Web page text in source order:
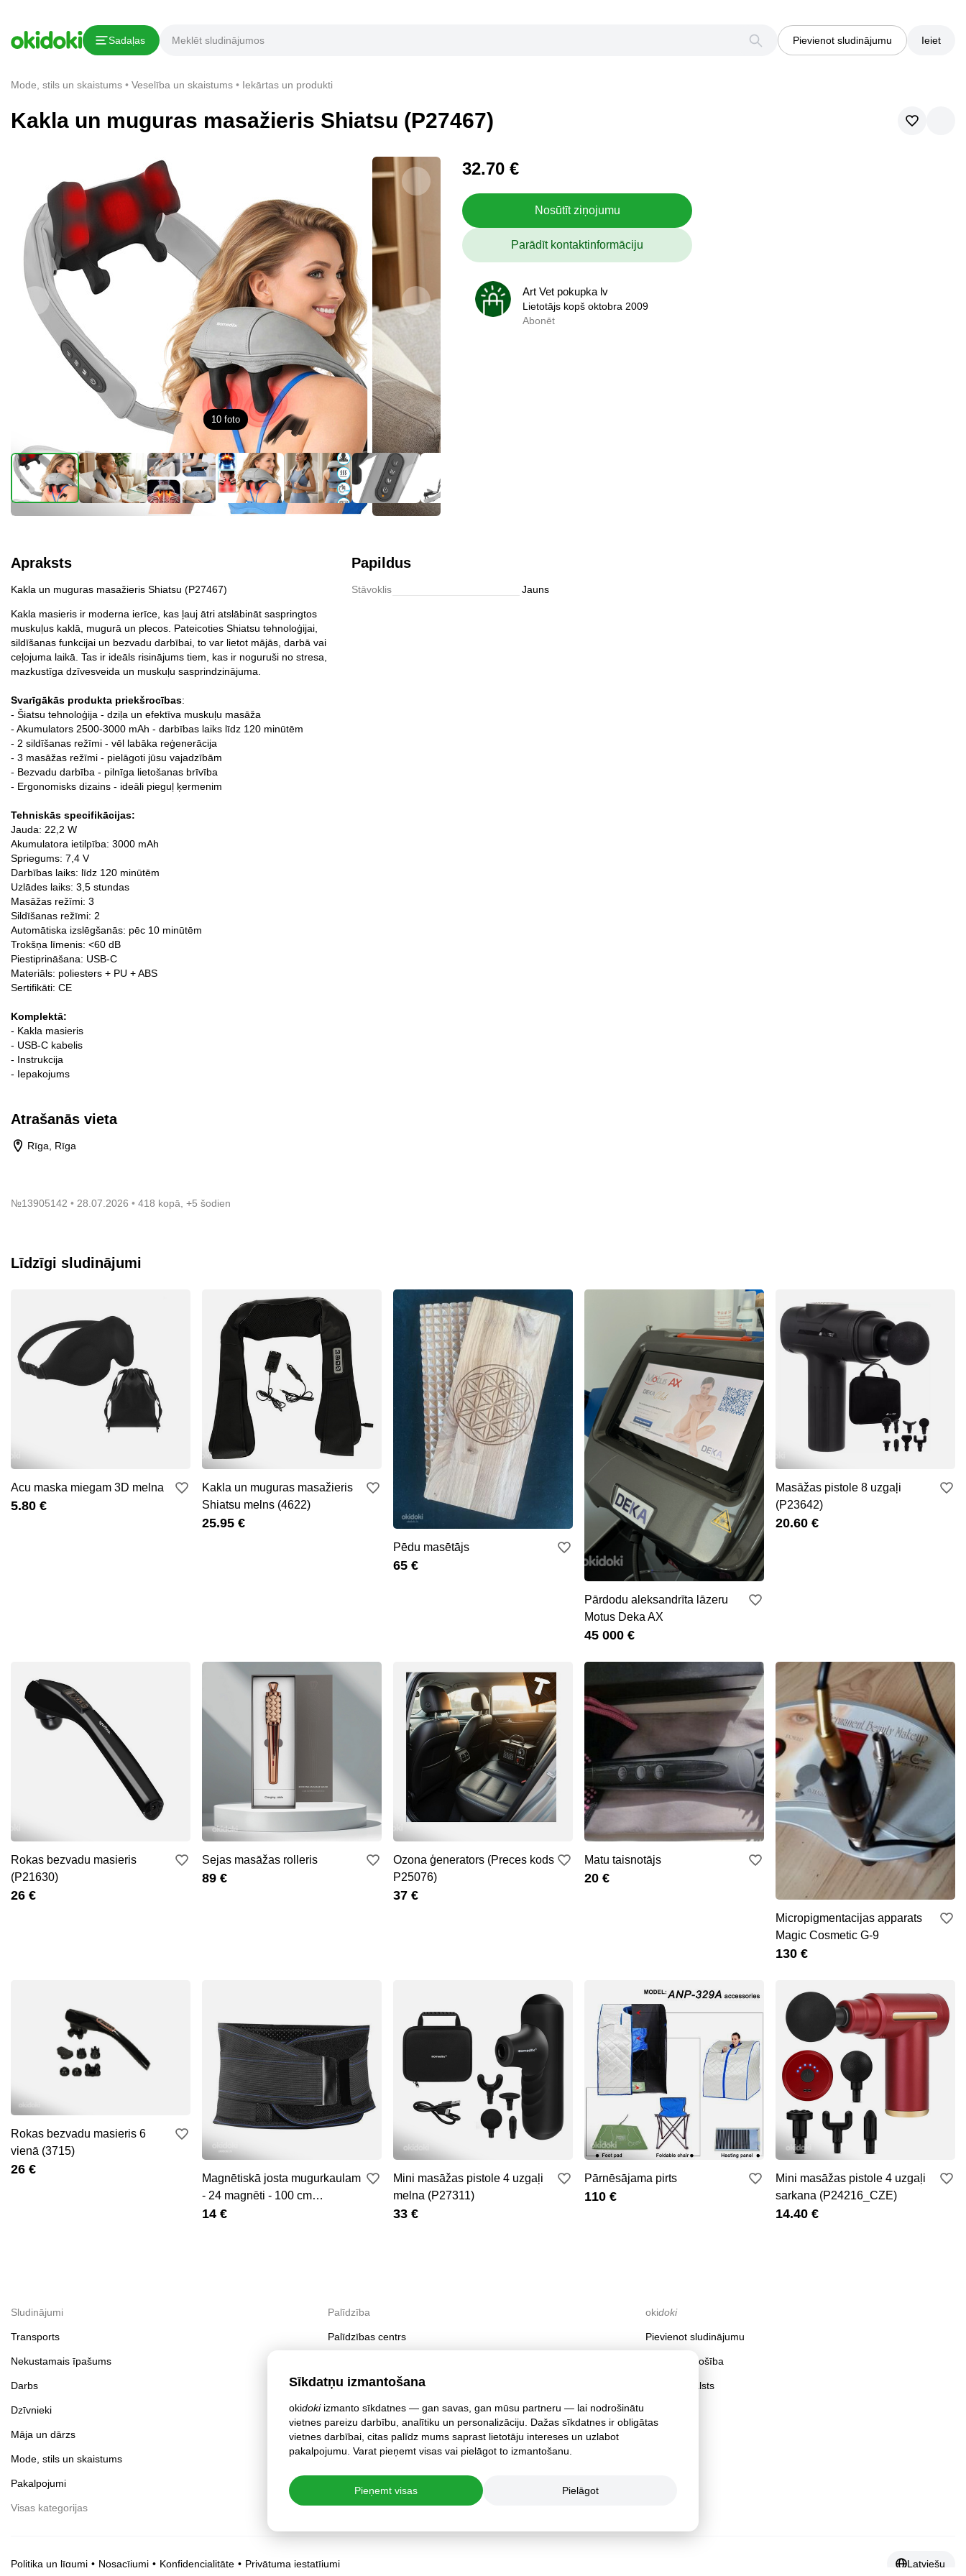
Sadaļas Pievienot sludinājumu Ieiet
Mode, stils un skaistums Veselība un skaistums Iekārtas un produkti
Kakla un muguras masažieris Shiatsu (P27467)
10 foto
32.70 €
Nosūtīt ziņojumu
Parādīt kontaktinformāciju
Art Vet pokupka lv
Lietotājs kopš oktobra 2009
Abonēt
Art Vet pokupka lv
Lietotājs kopš oktobra 2009
0,0
Apraksts
Kakla un muguras masažieris Shiatsu (P27467)
Kakla masieris ir moderna ierīce, kas ļauj ātri atslābināt saspringtos
muskuļus kaklā, mugurā un plecos. Pateicoties Shiatsu tehnoloģijai,
sildīšanas funkcijai un bezvadu darbībai, to var lietot mājās, darbā vai
ceļojuma laikā. Tas ir ideāls risinājums tiem, kas ir noguruši no stresa,
mazkustīga dzīvesveida un muskuļu sasprindzinājuma.
Svarīgākās produkta priekšrocības:
- Šiatsu tehnoloģija - dziļa un efektīva muskuļu masāža
- Akumulators 2500-3000 mAh - darbības laiks līdz 120 minūtēm
- 2 sildīšanas režīmi - vēl labāka reģenerācija
- 3 masāžas režīmi - pielāgoti jūsu vajadzībām
- Bezvadu darbība - pilnīga lietošanas brīvība
- Ergonomisks dizains - ideāli pieguļ ķermenim
Tehniskās specifikācijas:
Jauda: 22,2 W
Akumulatora ietilpība: 3000 mAh
Spriegums: 7,4 V
Darbības laiks: līdz 120 minūtēm
Uzlādes laiks: 3,5 stundas
Masāžas režīmi: 3
Sildīšanas režīmi: 2
Automātiska izslēgšanās: pēc 10 minūtēm
Trokšņa līmenis: <60 dB
Piestiprināšana: USB-C
Materiāls: poliesters + PU + ABS
Sertifikāti: CE
Komplektā:
- Kakla masieris
- USB-C kabelis
- Instrukcija
- Iepakojums
Papildus
Stāvoklis Jauns
Atrašanās vieta
Rīga, Rīga
№13905142 28.07.2026 418 kopā, +5 šodien
Līdzīgi sludinājumi
Acu maska miegam 3D melna
5.80 €
Kakla un muguras masažieris
Shiatsu melns (4622)
25.95 €
Pēdu masētājs
65 €
Pārdodu aleksandrīta lāzeru
Motus Deka AX
45 000 €
Masāžas pistole 8 uzgaļi
(P23642)
20.60 €
Rokas bezvadu masieris
(P21630)
26 €
Sejas masāžas rolleris
89 €
Ozona ģenerators (Preces kods
P25076)
37 €
Matu taisnotājs
20 €
Micropigmentacijas apparats
Magic Cosmetic G-9
130 €
Rokas bezvadu masieris 6
vienā (3715)
26 €
Magnētiskā josta mugurkaulam
- 24 magnēti - 100 cm
XL(P15739
14 €
Mini masāžas pistole 4 uzgaļi
melna (P27311)
33 €
Pārnēsājama pirts
110 €
Mini masāžas pistole 4 uzgaļi
sarkana (P24216_CZE)
14.40 €
Sīkdatņu izmantošana
okidokiizmanto sīkdatnes — gan savas, gan mūsu partneru — lai nodrošinātu
vietnes pareizu darbību, analītiku un personalizāciju. Dažas sīkdatnes ir obligātas
vietnes darbībai, citas palīdz mums saprast lietotāju intereses un uzlabot
pakalpojumu. Varat pieņemt visas vai pielāgot to izmantošanu.
Pieņemt visas Pielāgot
Sludinājumi
Transports
Nekustamais īpašums
Darbs
Dzīvnieki
Māja un dārzs
Mode, stils un skaistums
Pakalpojumi
Visas kategorijas
Palīdzība
Palīdzības centrs
Darbs ar sludinājumiem
Publicēšanas noteikumi
Konta drošība
okidoki
Pievienot sludinājumu
Interneta drošība
Klientu atbalsts
Politika un līgumi Nosacījumi Konfidencialitāte Privātuma iestatījumi Latviešu
Kopēt saiti